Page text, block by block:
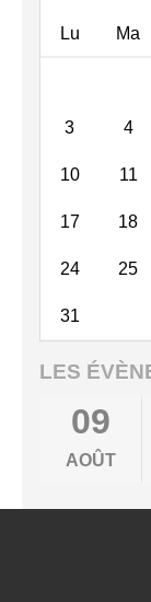
Lu Ma
3 4
10 11
17 18
24 25
31
LES
09
AOÛT